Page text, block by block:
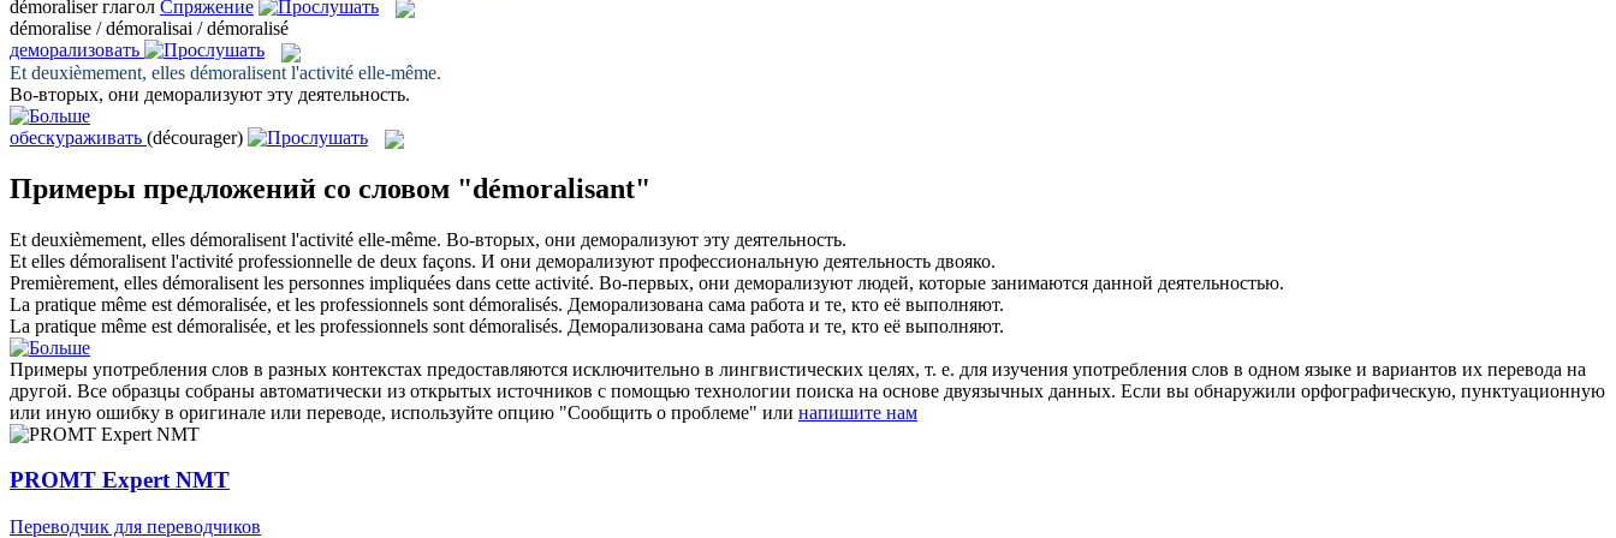
démoraliser глагол Спряжение
démoralise / démoralisai / démoralisé
деморализовать
Et deuxièmement, elles démoralisent l'activité elle-même.
Во-вторых, они деморализуют эту деятельность.
обескураживать (décourager)
Примеры предложений со словом "démoralisant"
Et deuxièmement, elles démoralisent l'activité elle-même. Во-вторых, они деморализуют эту деятельность.
Et elles démoralisent l'activité professionnelle de deux façons. И они деморализуют профессиональную деятельность двояко.
Premièrement, elles démoralisent les personnes impliquées dans cette activité. Во-первых, они деморализуют людей, которые занимаются данной деятельностью.
La pratique même est démoralisée, et les professionnels sont démoralisés. Деморализована сама работа и те, кто её выполняют.
La pratique même est démoralisée, et les professionnels sont démoralisés. Деморализована сама работа и те, кто её выполняют.
Примеры употребления слов в разных контекстах предоставляются исключительно в лингвистических целях, т. е. для изучения употребления слов в одном языке и вариантов их перевода на
другой. Все образцы собраны автоматически из открытых источников с помощью технологии поиска на основе двуязычных данных. Если вы обнаружили орфографическую, пунктуационную
или иную ошибку в оригинале или переводе, используйте опцию "Сообщить о проблеме" или напишите нам
PROMT Expert NMT
Переводчик для переводчиков